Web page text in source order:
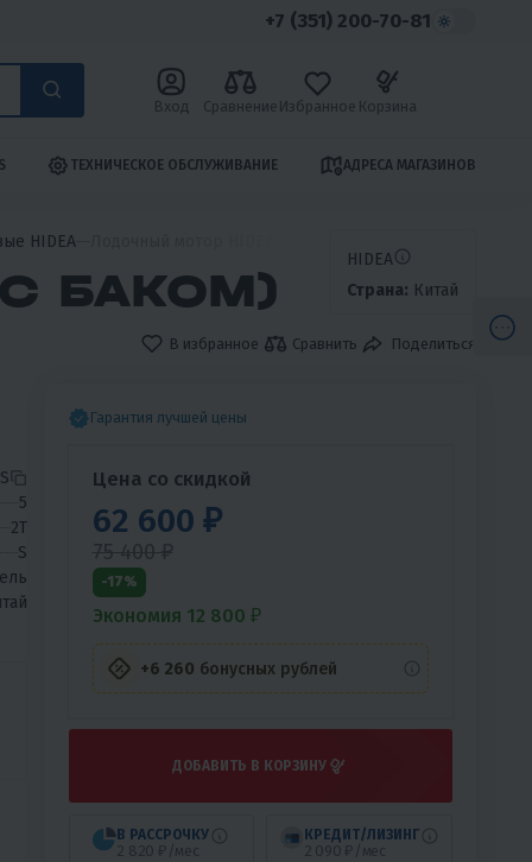
+7 (351) 200-70-81
Вход Сравнение Избранное Корзина
ТЕХНИЧЕСКОЕ ОБСЛУЖИВАНИЕ АДРЕСА МАГАЗИНОВ
HIDEA
БАКОМ)
HIDEA
Страна: Китай
В избранное Сравнить Поделиться
5
2T
S
Гарантия лучшей цены
Цена со скидкой
62 600 ₽
75 400 ₽
-17%
Экономия 12 800 ₽
+6 260 бонусных рублей
ДОБАВИТЬ В КОРЗИНУ
В РАССРОЧКУ
2 820 ₽/мес
КРЕДИТ/ЛИЗИНГ
2 090 ₽/мес